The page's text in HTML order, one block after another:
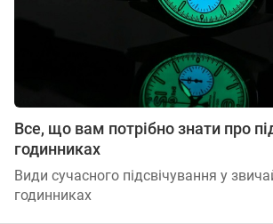
Все, що вам потрібно знати про
годинниках
Види сучасного підсвічування у
годинниках